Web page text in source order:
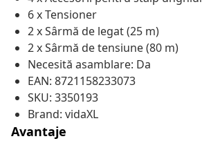
6 x Tensioner
2 x Sârmă de legat (25 m)
2 x Sârmă de tensiune (80 m)
Necesită asamblare: Da
EAN: 8721158233073
SKU: 3350193
Brand: vidaXL
Avantaje